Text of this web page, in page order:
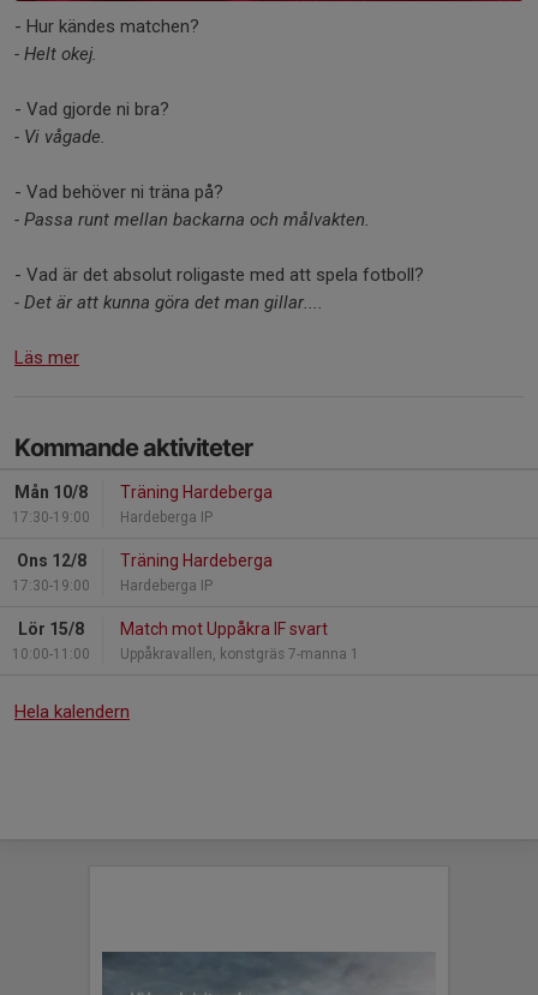
- Hur kändes matchen?
- Helt okej.
- Vad gjorde ni bra?
- Vi vågade.
- Vad behöver ni träna på?
- Passa runt mellan backarna och målvakten.
- Vad är det absolut roligaste med att spela fotboll?
- Det är att kunna göra det man gillar....
Läs mer
Kommande aktiviteter
Mån 10/8
17:30-19:00
Träning Hardeberga
Hardeberga IP
Ons 12/8
17:30-19:00
Träning Hardeberga
Hardeberga IP
Lör 15/8
10:00-11:00
Match mot Uppåkra IF svart
Uppåkravallen, konstgräs 7-manna 1
Hela kalendern